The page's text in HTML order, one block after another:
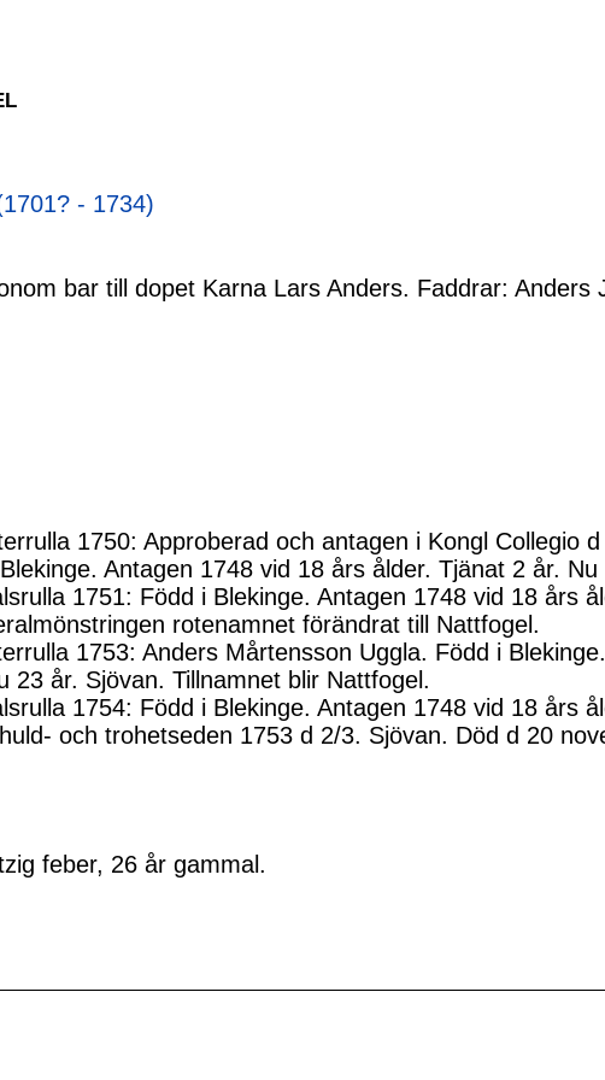
- 1734)
bar till dopet Karna Lars Anders. Faddrar: Anders
1750: Approberad och antagen i Kongl Collegio
Antagen 1748 vid 18 års ålder. Tjänat 2 år.
1751: Född i Blekinge. Antagen 1748 vid 18 års
rotenamnet förändrat till Nattfogel.
1753: Anders Mårtensson Uggla. Född i
23 år. Sjövan. Tillnamnet blir Nattfogel.
1754: Född i Blekinge. Antagen 1748 vid 18 års
och trohetseden 1753 d 2/3. Sjövan. Död d 20
feber, 26 år gammal.